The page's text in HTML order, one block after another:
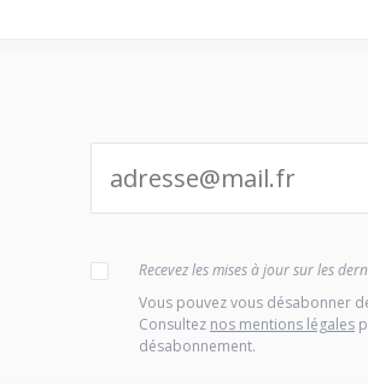
Recevez les mises à jour sur les
Vous pouvez vous désabonner
Consultez nos mentions légales
désabonnement.